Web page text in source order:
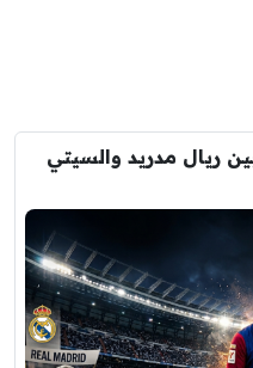
ريال مدريد والسيتي